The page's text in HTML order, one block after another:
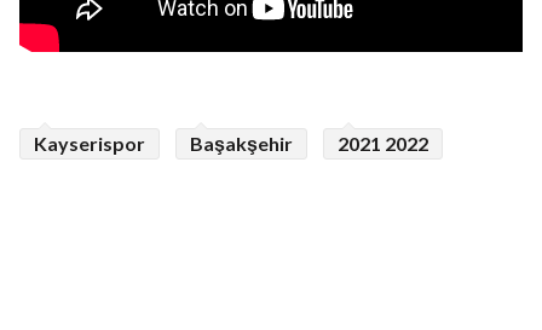
Kayserispor Başakşehir 2021 2022